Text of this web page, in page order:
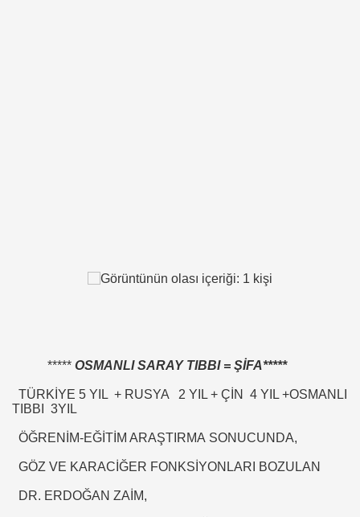
***** OSMANLI SARAY TIBBI = ŞİFA*****
TÜRKİYE 5 YIL + RUSYA 2 YIL + ÇİN 4 YIL +OSMANLI
TIBBI 3YIL
ÖĞRENİM-EĞİTİM ARAŞTIRMA SONUCUNDA,
GÖZ VE KARACİĞER FONKSİYONLARI BOZULAN
DR. ERDOĞAN ZAİM,
?